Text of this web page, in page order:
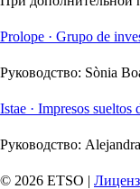
Prolope · Grupo de
Руководство: Sònia
Istae · Impresos sueltos
Руководство:
© 2026 ETSO |